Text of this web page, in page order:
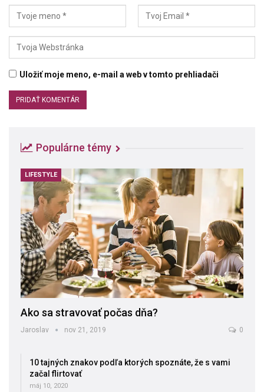
Uložiť moje meno, e-mail a web v tomto prehliadači
Populárne témy
LIFESTYLE
Ako sa stravovať počas dňa?
Jaroslav nov 21, 2019 0
10 tajných znakov podľa ktorých spoznáte, že s vami
začal flirtovať
máj 10, 2020